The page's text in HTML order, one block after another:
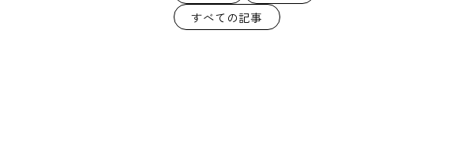
すべての記事